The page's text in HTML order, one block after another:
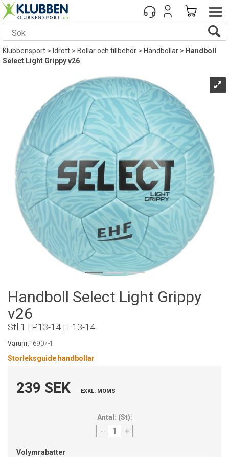
Klubbensport> Idrott>Bollar och tillbehör>Handbollar> Handboll
Select Light Grippy v26
Handboll Select Light Grippy
v26
Stl 1 | P13-14 | F13-14
Varunr:16907-1
Storleksguide handbollar
239 SEK EXKL. MOMS
Antal: (St):
- +
Volymrabatter